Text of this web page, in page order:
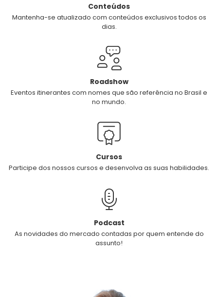
Conteúdos
Mantenha-se atualizado com conteúdos exclusivos todos os
dias.
Roadshow
Eventos itinerantes com nomes que são referência no Brasil e
no mundo.
Cursos
Participe dos nossos cursos e desenvolva as suas habilidades.
Podcast
As novidades do mercado contadas por quem entende do
assunto!